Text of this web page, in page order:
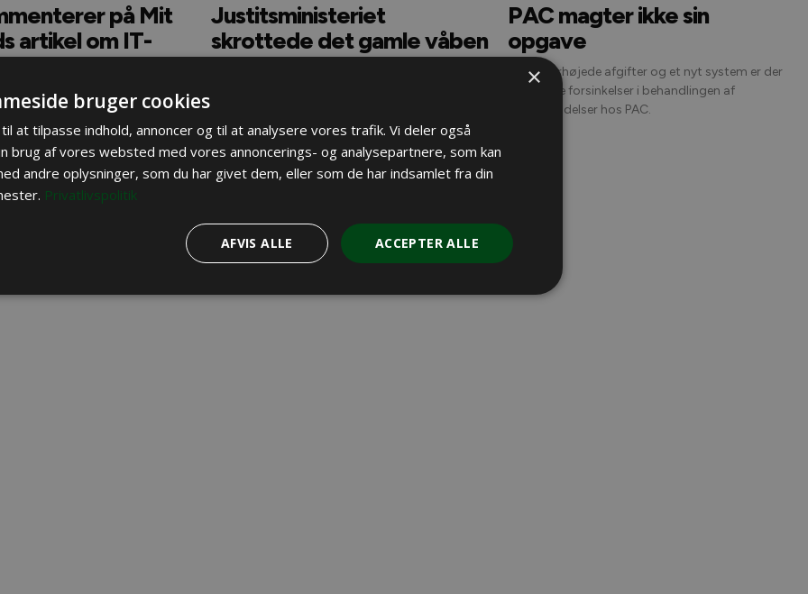
på Mit
artikel om IT-
forsinkelser
enhedschef for tilladelser
Center, har sendt os en
kommentarer til en artikel vi
Dem videregiver vi
Justitsministeriet
skrottede det gamle våben
IT-system inden det nye
Udover de forsinkelser den enkelte jæger oplever,
er situationen nærmest kaotisk for
våbenhandlerne. Venstres gruppeformand,
Thomas Danielsen går ind i sagen.
PAC magter ikke sin
opgave
Trods forhøjede afgifter og et nyt system er der
igen store forsinkelser i behandlingen af
våbentilladelser hos PAC.
×
bruger cookies
at tilpasse indhold, annoncer og til at analysere vores trafik. Vi deler også
brug af vores websted med vores annoncerings- og analysepartnere, som kan
andre oplysninger, som du har givet dem, eller som de har indsamlet fra din
Privatlivspolitik
ACCEPTER ALLE
AFVIS ALLE